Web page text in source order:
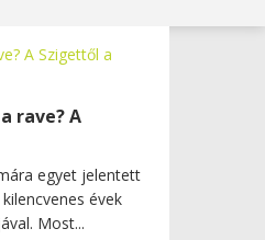
rave? A
egyet jelentett
évek
Most...